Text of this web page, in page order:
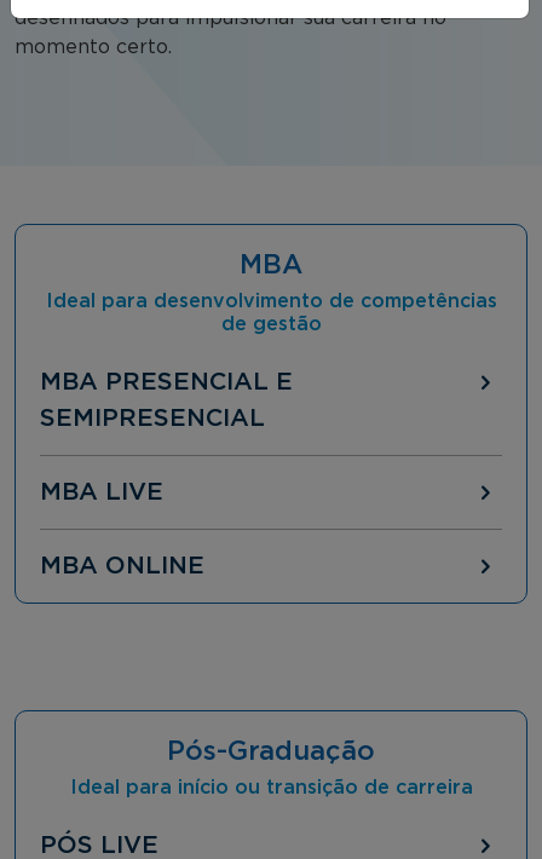
desenhados para impulsionar sua carreira no
momento certo.
MBA
Ideal para desenvolvimento de competências
de gestão
MBA PRESENCIAL E
SEMIPRESENCIAL
MBA LIVE
MBA ONLINE
Pós-Graduação
Ideal para início ou transição de carreira
PÓS LIVE